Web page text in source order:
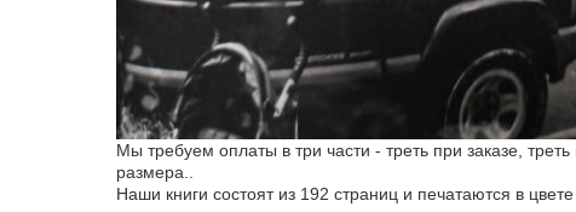
Мы требуем оплаты в три части - треть при заказе,
размера..
Наши книги состоят из 192 страниц и печатаются в